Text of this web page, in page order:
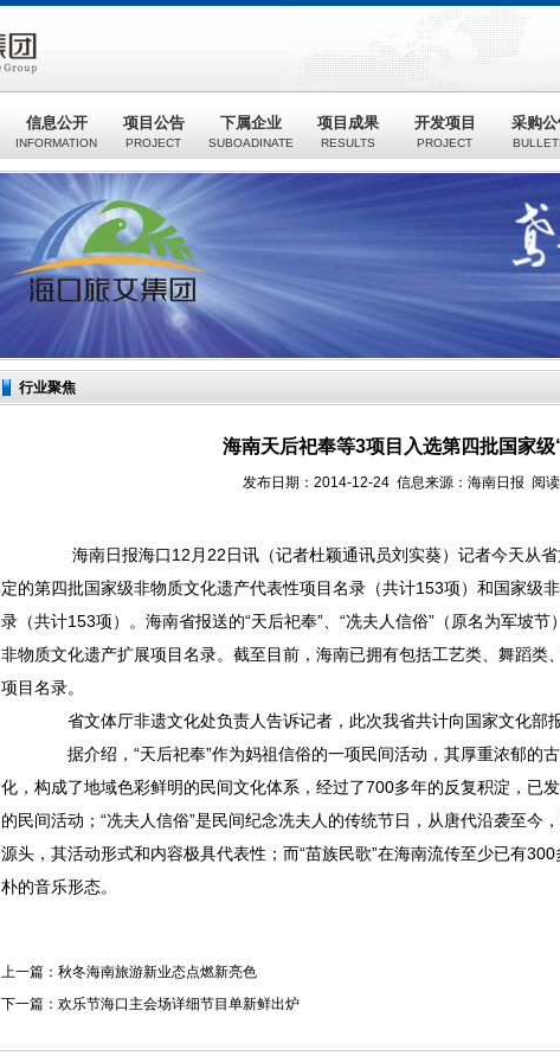
信息公开
INFORMATION
项目公告
PROJECT
下属企业
SUBOADINATE
项目成果
RESULTS
开发项目
PROJECT
采购公
行业聚焦
海南天后祀奉等3项目入选第四批国家级
发布日期：2014-12-24 信息来源：海南日报 阅
海南日报海口12月22日讯（记者杜颖通讯员刘实葵）记者今天从省
定的第四批国家级非物质文化遗产代表性项目名录（共计153项）和国家级
录（共计153项）。海南省报送的“天后祀奉”、“冼夫人信俗”（原名为军坡
非物质文化遗产扩展项目名录。截至目前，海南已拥有包括工艺类、舞蹈类
项目名录。
省文体厅非遗文化处负责人告诉记者，此次我省共计向国家文化部
据介绍，“天后祀奉”作为妈祖信俗的一项民间活动，其厚重浓郁的
化，构成了地域色彩鲜明的民间文化体系，经过了700多年的反复积淀，已
的民间活动；“冼夫人信俗”是民间纪念冼夫人的传统节日，从唐代沿袭至今
源头，其活动形式和内容极具代表性；而“苗族民歌”在海南流传至少已有
朴的音乐形态。
上一篇： 秋冬海南旅游新业态点燃新亮色
下一篇： 欢乐节海口主会场详细节目单新鲜出炉